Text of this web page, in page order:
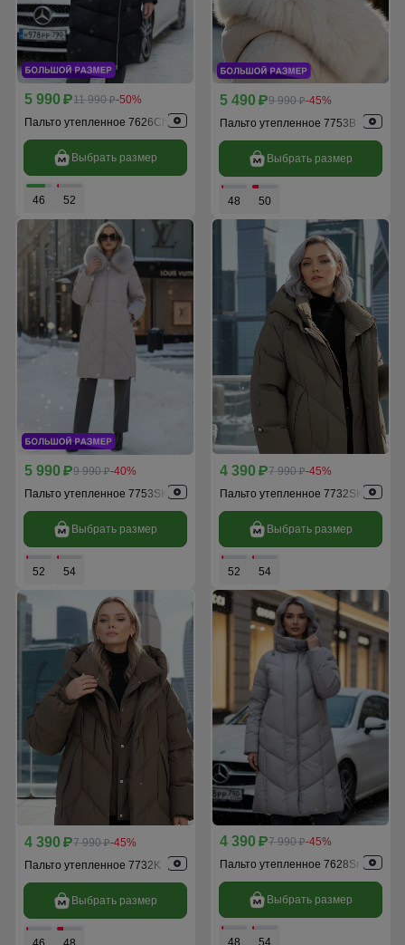
5 990 p11 990 p-50%
Пальто утепленное 7626Ch
Выбрать размер
46 52
5 490 p9 990 p-45%
Пальто утепленное 7753B
Выбрать размер
48 50
5 990 p9 990 p-40%
Пальто утепленное 7753SK
Выбрать размер
52 54
4 390 p7 990 p-45%
Пальто утепленное 7732SK
Выбрать размер
52 54
4 390 p7 990 p-45%
Пальто утепленное 7732K
Выбрать размер
4 390 p7 990 p-45%
Пальто утепленное 7628Sr
Выбрать размер